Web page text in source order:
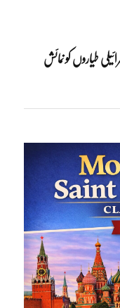
طیاروں کو نمائش